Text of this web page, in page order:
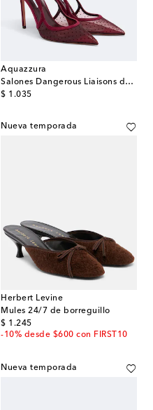
Aquazzura
Salones Dangerous Liaisons de malla y ante
$ 1.035
original price
Nueva temporada
Herbert Levine
Mules 24/7 de borreguillo
$ 1.245
original price
-10% desde $600 con FIRST10
Nueva temporada